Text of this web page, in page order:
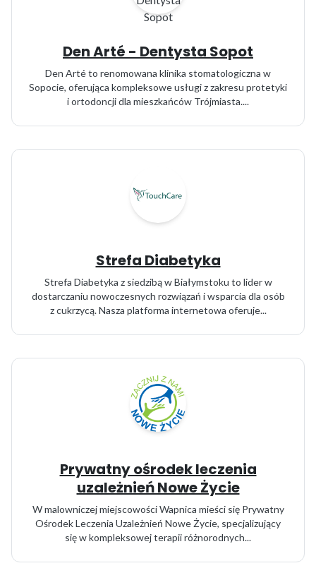
Den Arté - Dentysta Sopot
Den Arté to renomowana klinika stomatologiczna w
Sopocie, oferująca kompleksowe usługi z zakresu protetyki
i ortodoncji dla mieszkańców Trójmiasta....
Strefa Diabetyka
Strefa Diabetyka z siedzibą w Białymstoku to lider w
dostarczaniu nowoczesnych rozwiązań i wsparcia dla osób
z cukrzycą. Nasza platforma internetowa oferuje...
Prywatny ośrodek leczenia
uzależnień Nowe Życie
W malowniczej miejscowości Wapnica mieści się Prywatny
Ośrodek Leczenia Uzależnień Nowe Życie, specjalizujący
się w kompleksowej terapii różnorodnych...